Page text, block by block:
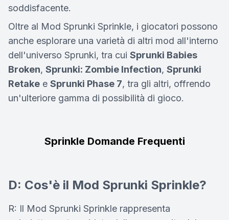
soddisfacente.
Oltre al Mod Sprunki Sprinkle, i giocatori possono
anche esplorare una varietà di altri mod all'interno
dell'universo Sprunki, tra cui Sprunki Babies
Broken, Sprunki: Zombie Infection, Sprunki
Retake e Sprunki Phase 7, tra gli altri, offrendo
un'ulteriore gamma di possibilità di gioco.
Sprinkle Domande Frequenti
D: Cos'è il Mod Sprunki Sprinkle?
R: Il Mod Sprunki Sprinkle rappresenta